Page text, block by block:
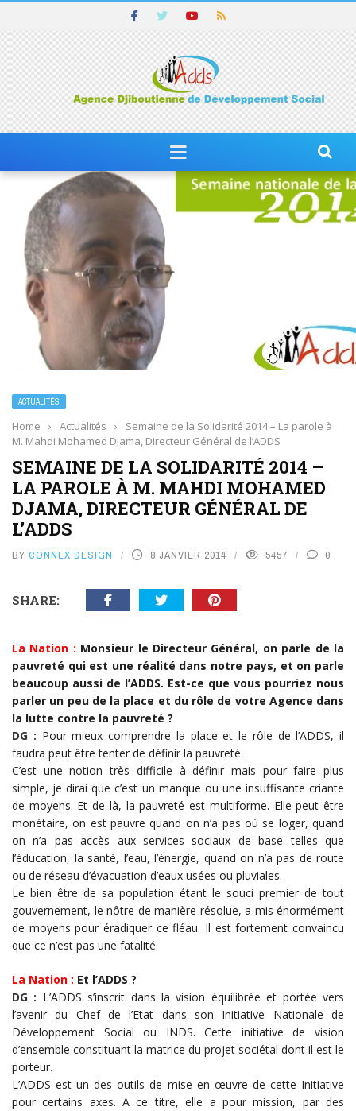
ACTUALITÉS
Home › Actualités ›
Semaine de la Solidarité 2014 – La parole à
M. Mahdi Mohamed Djama, Directeur Général de l’ADDS
SEMAINE DE LA SOLIDARITÉ 2014 –
LA PAROLE À M. MAHDI MOHAMED
DJAMA, DIRECTEUR GÉNÉRAL DE
L’ADDS
BY CONNEX DESIGN 8 JANVIER 2014 5457 0
SHARE:
La Nation : Monsieur le Directeur Général, on parle de la
pauvreté qui est une réalité dans notre pays, et on parle
beaucoup aussi de l’ADDS. Est-ce que vous pourriez nous
parler un peu de la place et du rôle de votre Agence dans
la lutte contre la pauvreté ?
DG : Pour mieux comprendre la place et le rôle de l’ADDS, il
faudra peut être tenter de définir la pauvreté.
C’est une notion très difficile à définir mais pour faire plus
simple, je dirai que c’est un manque ou une insuffisante criante
de moyens. Et de là, la pauvreté est multiforme. Elle peut être
monétaire, on est pauvre quand on n’a pas où se loger, quand
on n’a pas accès aux services sociaux de base telles que
l’éducation, la santé, l’eau, l’énergie, quand on n’a pas de route
ou de réseau d’évacuation d’eaux usées ou pluviales.
Le bien être de sa population étant le souci premier de tout
gouvernement, le nôtre de manière résolue, a mis énormément
de moyens pour éradiquer ce fléau. Il est fortement convaincu
que ce n’est pas une fatalité.
La Nation : Et l’ADDS ?
DG : L’ADDS s’inscrit dans la vision équilibrée et portée vers
l’avenir du Chef de l’Etat dans son Initiative Nationale de
Développement Social ou INDS. Cette initiative de vision
d’ensemble constituant la matrice du projet sociétal dont il est le
porteur.
L’ADDS est un des outils de mise en œuvre de cette Initiative
pour certains axes. A ce titre, elle a pour mission, par des